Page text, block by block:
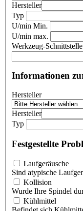
Hersteller
Typ
U/min Min.
U/min max.
Werkzeug-Schnittstelle
Informationen
Hersteller
Hersteller
Typ
Festgestellte
Laufgeräusche
Sind atypische
Kollision
Wurde Ihre Spindel
Kühlmittel